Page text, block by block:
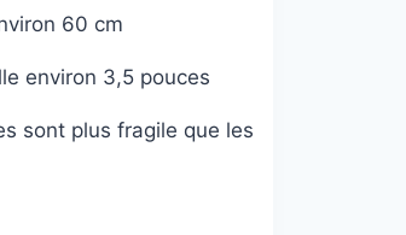
60 cm
environ 3,5 pouces
sont plus fragile que les